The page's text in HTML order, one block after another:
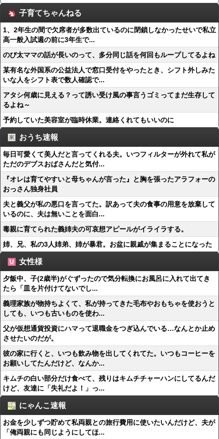
子育てちゃんねる
1、2年生の間で欠席者が多数出ているのに閉鎖しなかったせいで私立
高一般入試週の前に3年生で...
のび太ママの話が長いのって、多分同じ話を何回もループしてるよね
某有名な外国系の公益法人で窓口受付をやったとき、シフト外しみた
いな人をシフト表で数人確認で...
アタシ何歳に見える？って誘い受け風の事言うゴミってまだ生存して
るよね～
予約していた美容室が臨時休業。連絡くれてもいいのに
おうち速報
毎日可愛くて美人だと言ってくれる夫。いつフィルターが外れて私が
ただのデブスおばさんだと気付...
『オレは育てやすいと母ちゃんが言った』と胸を張ったアラフォーの
おっさん独身社員
夫と義父が私の悪口を言ってた。訳あって夫の食事の用意を放棄して
いるのに、夫は無いことを面白...
毒親に育てられた義姉夫の可哀想アピールがイライラする。
姉、兄、私の3人姉弟、姉が暴君。お盆に親戚が集まることになった
女性様
夕飯中、子(2歳半)がぐずったので気分転換にお風呂に入れて出てき
たら「皿を片付けてないでし...
義理家族が物持ちよくて、私が持ってきた毛布やおもちゃを使おうと
しても、いつも古いものを使わ...
父が仮想通貨投資にハマって退職金をつぎ込んでいる…なんとか止め
させたいのだが。
彼の家に行くと、いつも飲み物を出してくれてた。いつもコーヒーを
お願いしてたんだけど、なんか...
キムチの白い部分だけ食べて、残りはキムチチャーハンにしてるんだ
けど、友達に「失礼だよ！」っ...
にゃんこ速報
お金を少しずつ貯めて私両親との旅行費用に使いたいんだけど、夫が
「俺両親にも同じようにしてほ...